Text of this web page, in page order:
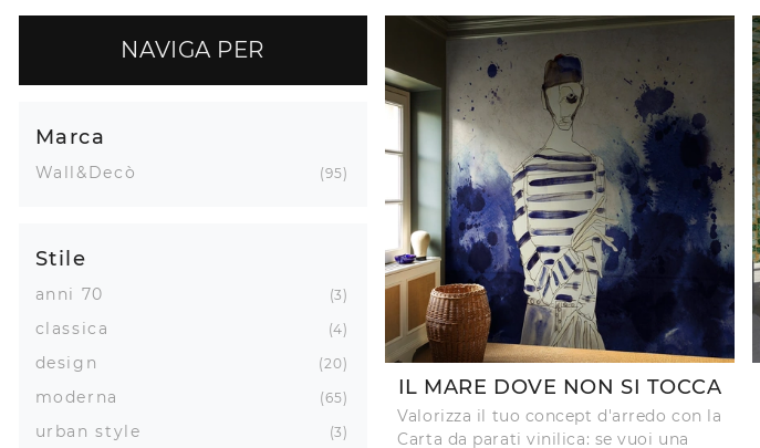
NAVIGA PER
Marca
Wall&Decò 95
Stile
anni 70 3
classica 4
design 20
moderna 65
urban style 3
IL MARE DOVE NON SI TOCCA
Valorizza il tuo concept d'arredo con la
Carta da parati vinilica: se vuoi una